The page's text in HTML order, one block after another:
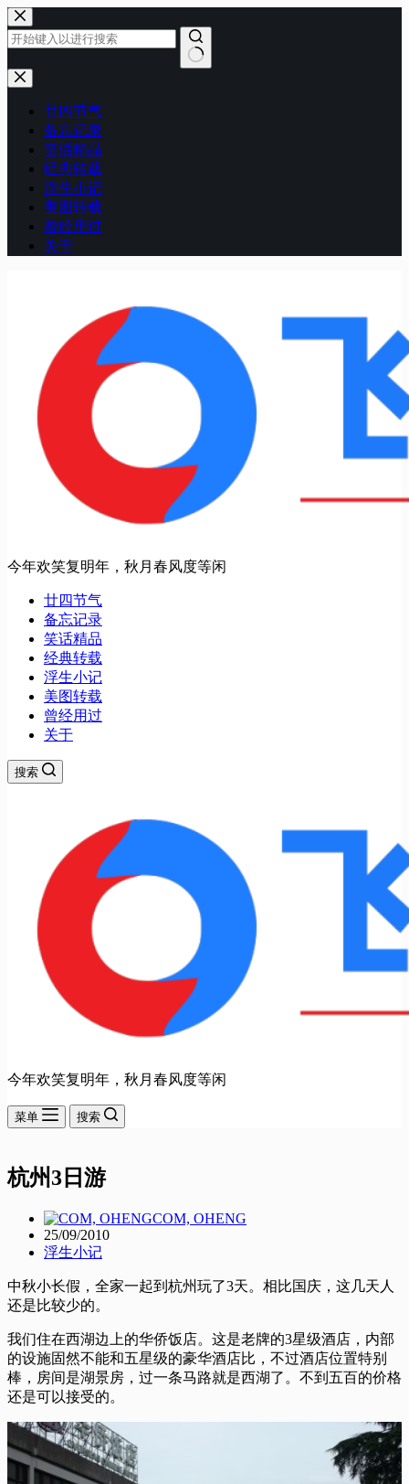
跳
至
内
容
无
廿四节气
备忘记录
笑话精品
经典转载
浮生小记
美图转载
曾经用过
关于
今年欢笑复明年，秋月春风度等闲
廿四节气
备忘记录
笑话精品
经典转载
浮生小记
美图转载
曾经用过
关于
搜索
今年欢笑复明年，秋月春风度等闲
菜单 搜索
杭州3日游
COM, OHENG
25/09/2010
浮生小记
中秋小长假，全家一起到杭州玩了3天。相比国庆，这几天人
还是比较少的。
我们住在西湖边上的华侨饭店。这是老牌的3星级酒店，内部
的设施固然不能和五星级的豪华酒店比，不过酒店位置特别
棒，房间是湖景房，过一条马路就是西湖了。不到五百的价格
还是可以接受的。